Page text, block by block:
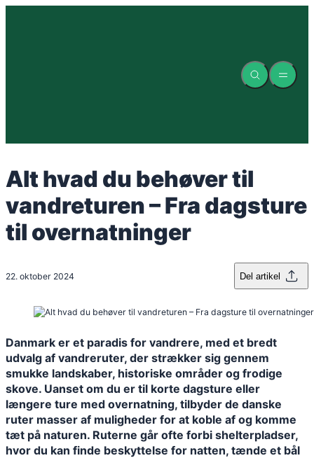
Alt hvad du behøver til
vandreturen – Fra dagsture
til overnatninger
22. oktober 2024 Del artikel
Danmark er et paradis for vandrere, med et bredt
udvalg af vandreruter, der strækker sig gennem
smukke landskaber, historiske områder og frodige
skove. Uanset om du er til korte dagsture eller
længere ture med overnatning, tilbyder de danske
ruter masser af muligheder for at koble af og komme
tæt på naturen. Ruterne går ofte forbi shelterpladser,
hvor du kan finde beskyttelse for natten, tænde et bål